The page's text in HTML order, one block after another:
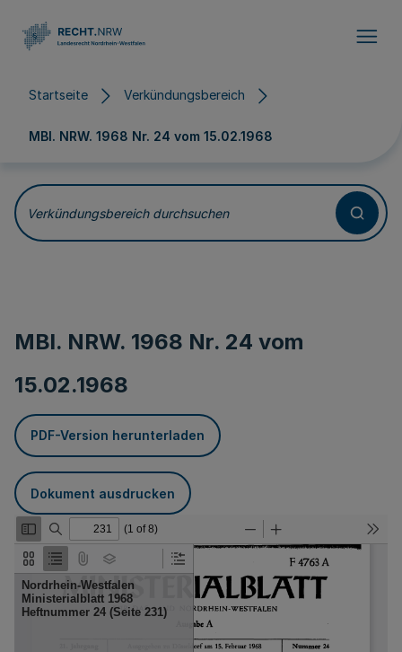
Startseite Verkündungsbereich
MBl. NRW. 1968 Nr. 24 vom 15.02.1968
Verkündungsbereich durchsuchen
MBl. NRW. 1968 Nr. 24 vom
15.02.1968
PDF-Version herunterladen
Dokument ausdrucken